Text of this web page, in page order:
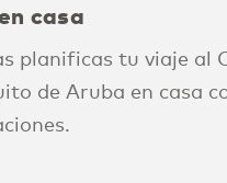
casa
planificas tu viaje al
de Aruba en casa